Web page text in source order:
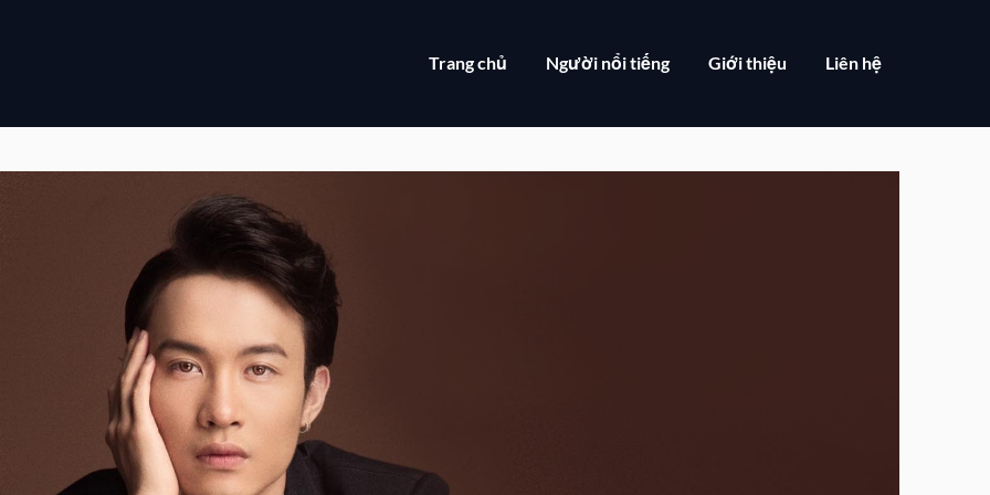
Trang chủ Người nổi tiếng Giới thiệu Liên hệ